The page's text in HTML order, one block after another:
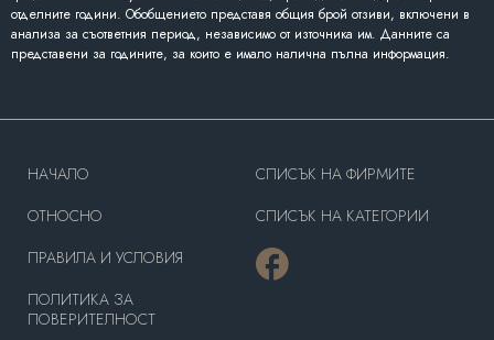
отделните години. Обобщението представя общия брой отзиви, включени в
анализа за съответния период, независимо от източника им. Данните са
представени за годините, за които е имало налична пълна информация.
HAЧАЛО
OТНОСНО
ПРАВИЛА И УСЛОВИЯ
ПОЛИТИКА ЗА
ПОВЕРИТЕЛНОСТ
СПИСЪК НА ФИРМИТЕ
СПИСЪК НА КАТЕГОРИИ